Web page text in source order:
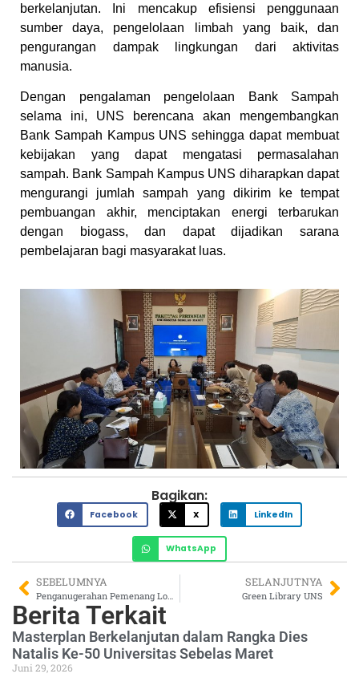
berkelanjutan. Ini mencakup efisiensi penggunaan
sumber daya, pengelolaan limbah yang baik, dan
pengurangan dampak lingkungan dari aktivitas
manusia.
Dengan pengalaman pengelolaan Bank Sampah
selama ini, UNS berencana akan mengembangkan
Bank Sampah Kampus UNS sehingga dapat membuat
kebijakan yang dapat mengatasi permasalahan
sampah. Bank Sampah Kampus UNS diharapkan dapat
mengurangi jumlah sampah yang dikirim ke tempat
pembuangan akhir, menciptakan energi terbarukan
dengan biogass, dan dapat dijadikan sarana
pembelajaran bagi masyarakat luas.
Bagikan:
Facebook X LinkedIn
WhatsApp
SEBELUMNYA SELANJUTNYA
Green Library UNS
Berita Terkait
Masterplan Berkelanjutan dalam Rangka Dies
Natalis Ke-50 Universitas Sebelas Maret
Juni 29, 2026